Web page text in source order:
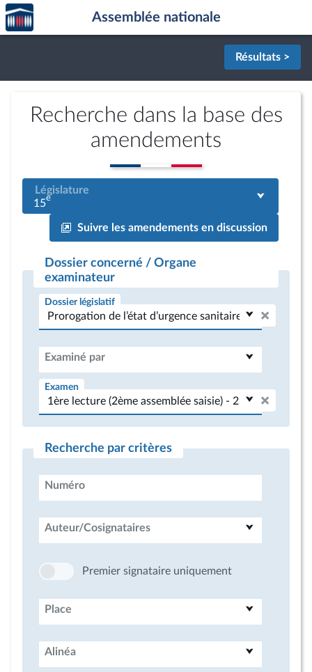
Aller au contenu
Aller en bas de la page
Accèder
à la
page
Assemblée nationale
Résultats >
Recherche dans la base des
amendements
Législature
15e
Suivre les amendements en discussion
Dossier concerné / Organe
examinateur
Dossier législatif
Examiné par
Examen
Recherche par critères
Numéro
Auteur/Cosignataires
Premier signataire uniquement
Place
Alinéa